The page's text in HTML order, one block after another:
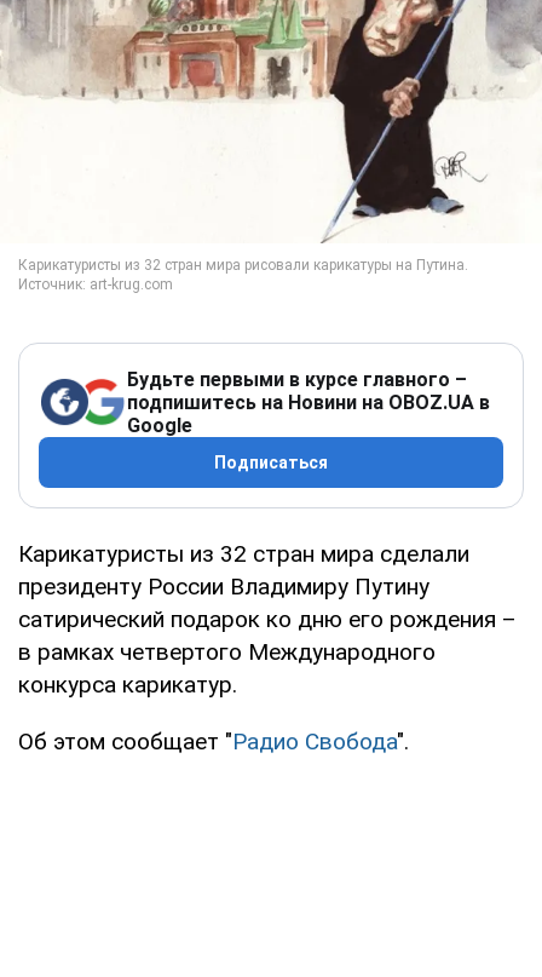
Будьте первыми в курсе главного –
подпишитесь на Новини на OBOZ.UA в
Google
Подписаться
Карикатуристы из 32 стран мира сделали
президенту России Владимиру Путину
сатирический подарок ко дню его рождения –
в рамках четвертого Международного
конкурса карикатур.
Об этом сообщает "Радио Свобода".